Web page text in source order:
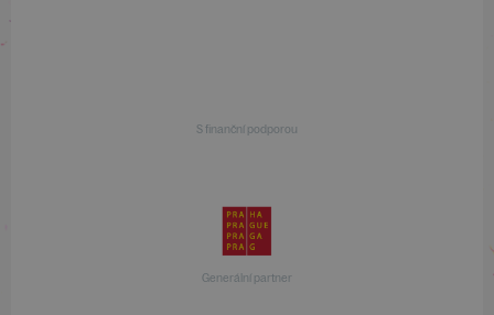
S finanční podporou
Generální partner